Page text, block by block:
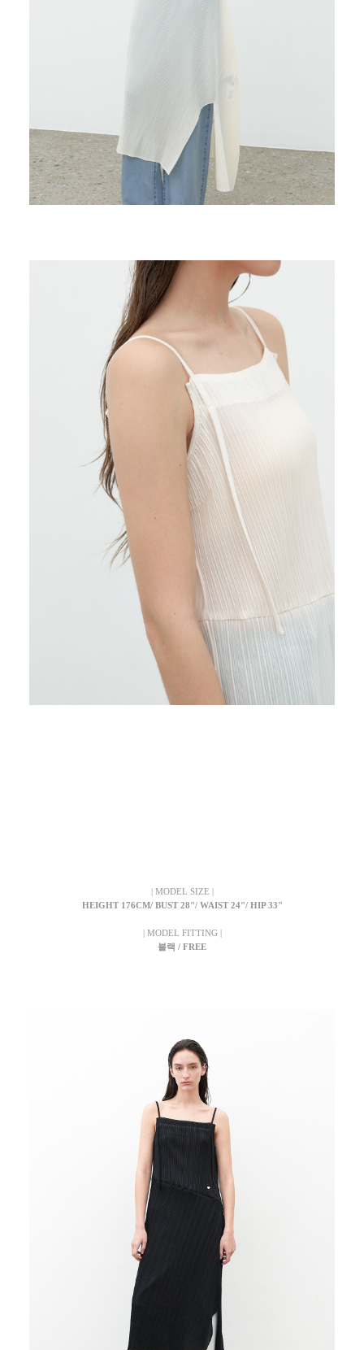
| MODEL SIZE |
HEIGHT 176CM/ BUST 28"/ WAIST 24"/ HIP 33"
| MODEL FITTING |
블랙 / FREE